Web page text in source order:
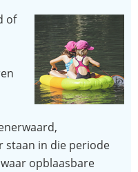
of
staan in die periode
opblaasbare